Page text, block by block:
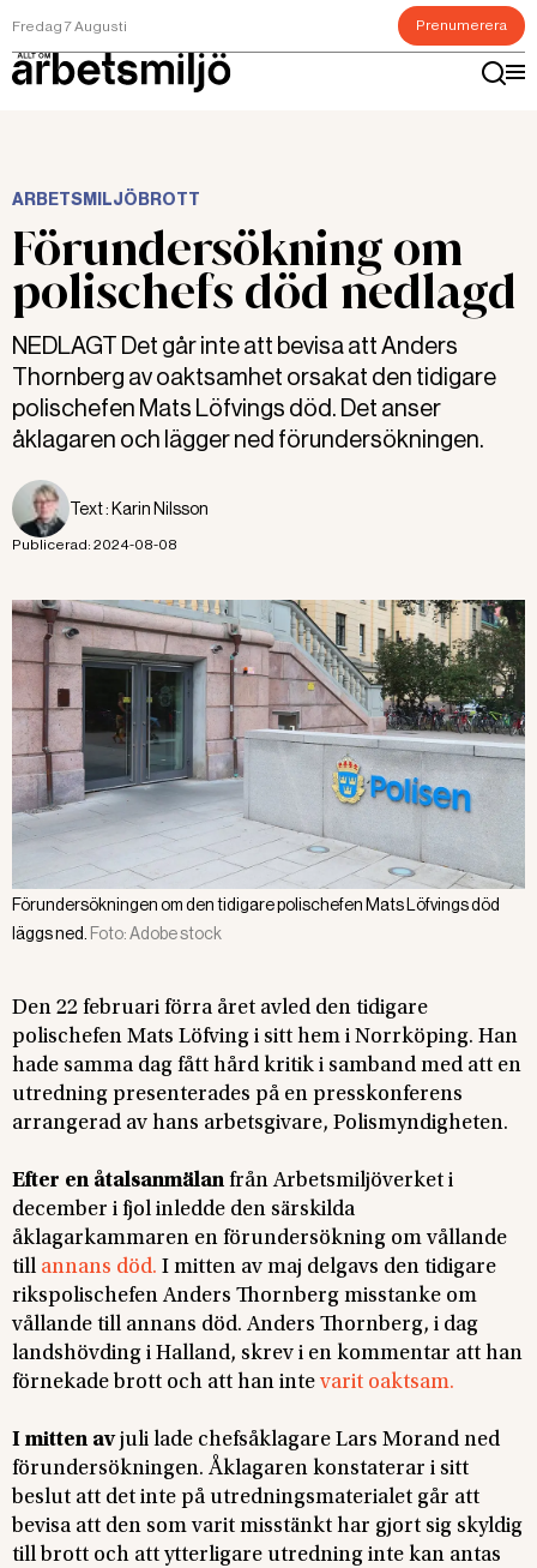
Fredag 7 Augusti Prenumerera
ARBETSMILJÖBROTT
Förundersökning om
polischefs död nedlagd
NEDLAGT Det går inte att bevisa att Anders
Thornberg av oaktsamhet orsakat den tidigare
polischefen Mats Löfvings död. Det anser
åklagaren och lägger ned förundersökningen.
Text : Karin Nilsson
Publicerad: 2024-08-08
Förundersökningen om den tidigare polischefen Mats Löfvings död
läggs ned. Foto:Adobe stock
Den 22 februari förra året avled den tidigare
polischefen Mats Löfving i sitt hem i Norrköping. Han
hade samma dag fått hård kritik i samband med att en
utredning presenterades på en presskonferens
arrangerad av hans arbetsgivare, Polismyndigheten.
Efter en åtalsanmälan från Arbetsmiljöverket i
december i fjol inledde den särskilda
åklagarkammaren en förundersökning om vållande
till annans död. I mitten av maj delgavs den tidigare
rikspolischefen Anders Thornberg misstanke om
vållande till annans död. Anders Thornberg, i dag
landshövding i Halland, skrev i en kommentar att han
förnekade brott och att han inte varit oaktsam.
I mitten avjuli lade chefsåklagare Lars Morand ned
förundersökningen. Åklagaren konstaterar i sitt
beslut att det inte på utredningsmaterialet går att
bevisa att den som varit misstänkt har gjort sig skyldig
till brott och att ytterligare utredning inte kan antas